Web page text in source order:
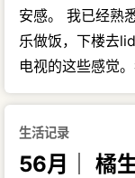
安感。 我已经熟
乐做饭，下楼去
电视的这些感觉
生活记录
56月｜ 橘